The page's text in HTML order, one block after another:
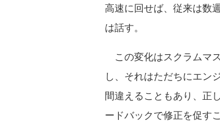
高速に回せば、従来は数
は話す。
この変化はスクラムマ
し、それはただちにエン
間違えることもあり、正
ードバックで修正を促す